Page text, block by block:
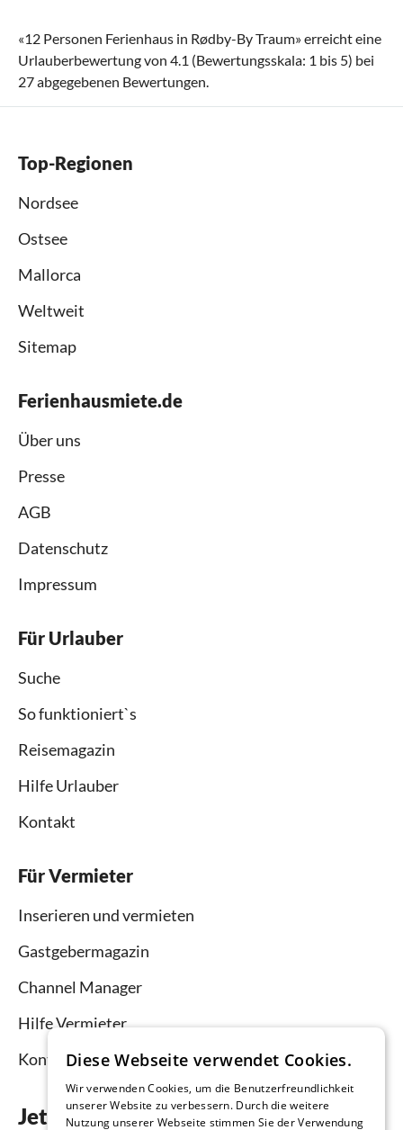
«12 Personen Ferienhaus in Rødby-By Traum» erreicht eine
Urlauberbewertung von 4.1 (Bewertungsskala: 1 bis 5) bei
27abgegebenen Bewertungen.
Top-Regionen
Nordsee
Ostsee
Mallorca
Weltweit
Sitemap
Ferienhausmiete.de
Über uns
Presse
AGB
Datenschutz
Impressum
Für Urlauber
Suche
So funktioniert`s
Reisemagazin
Hilfe Urlauber
Kontakt
Für Vermieter
Inserieren und vermieten
Gastgebermagazin
Channel Manager
Hilfe Vermieter
Kontakt
Jetzt die App downloaden
Diese Webseite verwendet Cookies.
Wir verwenden Cookies, um die Benutzerfreundlichkeit
unserer Website zu verbessern. Durch die weitere
Nutzung unserer Webseite stimmen Sie der Verwendung